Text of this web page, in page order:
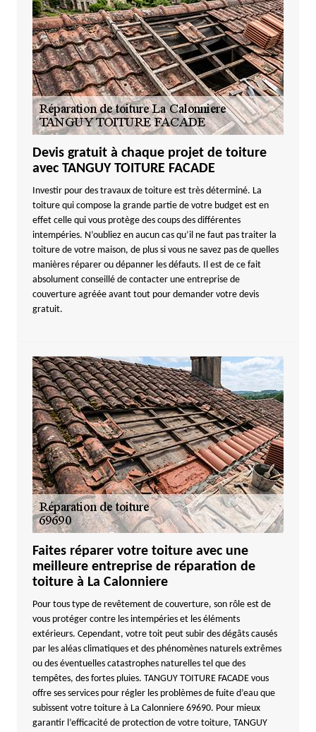
Devis gratuit à chaque projet de toiture
avec TANGUY TOITURE FACADE
Investir pour des travaux de toiture est très déterminé. La
toiture qui compose la grande partie de votre budget est en
effet celle qui vous protège des coups des différentes
intempéries. N’oubliez en aucun cas qu’il ne faut pas traiter la
toiture de votre maison, de plus si vous ne savez pas de quelles
manières réparer ou dépanner les défauts. Il est de ce fait
absolument conseillé de contacter une entreprise de
couverture agréée avant tout pour demander votre devis
gratuit.
Faites réparer votre toiture avec une
meilleure entreprise de réparation de
toiture à La Calonniere
Pour tous type de revêtement de couverture, son rôle est de
vous protéger contre les intempéries et les éléments
extérieurs. Cependant, votre toit peut subir des dégâts causés
par les aléas climatiques et des phénomènes naturels extrêmes
ou des éventuelles catastrophes naturelles tel que des
tempêtes, des fortes pluies. TANGUY TOITURE FACADE vous
offre ses services pour régler les problèmes de fuite d’eau que
subissent votre toiture à La Calonniere 69690. Pour mieux
garantir l’efficacité de protection de votre toiture, TANGUY